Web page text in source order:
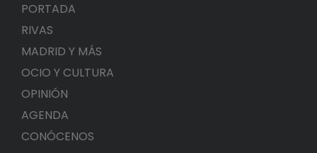
PORTADA
RIVAS
MADRID Y MÁS
OCIO Y CULTURA
OPINIÓN
AGENDA
CONÓCENOS